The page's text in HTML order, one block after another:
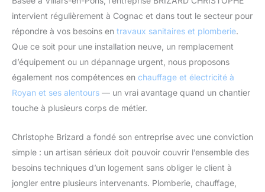
intervient régulièrement à Cognac et dans tout le secteur pour
répondre à vos besoins en travaux sanitaires et plomberie.
Que ce soit pour une installation neuve, un remplacement
d’équipement ou un dépannage urgent, nous proposons
également nos compétences en chauffage et électricité à
Royan et ses alentours — un vrai avantage quand un chantier
touche à plusieurs corps de métier.
Christophe Brizard a fondé son entreprise avec une conviction
simple : un artisan sérieux doit pouvoir couvrir l’ensemble des
besoins techniques d’un logement sans obliger le client à
jongler entre plusieurs intervenants. Plomberie, chauffage,